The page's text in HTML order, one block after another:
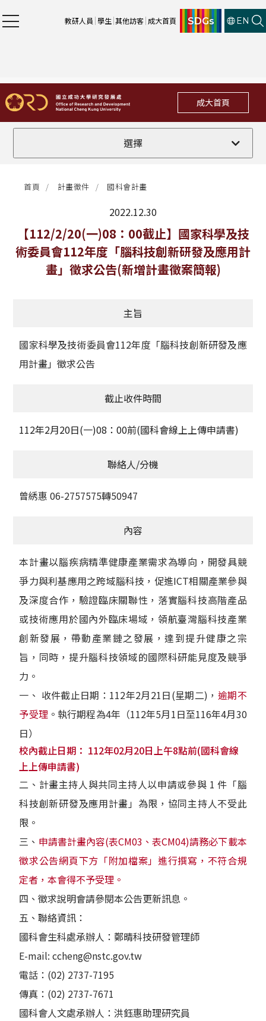
教研人員 學生 其他訪客 成大首頁 SDGs EN
成大首頁
選擇
全部
法規修訂
補助獎項
活動訊息
學術榮譽
活動花絮
首頁 計畫徵件 國科會計畫
2022.12.30
最新消息
【112/2/20(一)08：00截止】國家科學及技
術委員會112年度「腦科技創新研發及應用計
畫」徵求公告(新增計畫徵案簡報)
主旨
國家科學及技術委員會112年度「腦科技創新研發及應
用計畫」徵求公告
截止收件時間
112年2月20日(一)08：00前(國科會線上上傳申請書)
聯絡人/分機
曾綉惠 06-2757575轉50947
內容
本計畫以腦疾病精準健康產業需求為導向，開發具競
爭力與利基應用之跨域腦科技，促進ICT相關產業參與
及深度合作，驗證臨床關聯性，落實腦科技高階產品
或技術應用於國內外臨床場域，領航臺灣腦科技產業
創新發展，帶動產業鏈之發展，達到提升健康之宗
旨，同時，提升腦科技領域的國際科研能見度及競爭
力。
一、 收件截止日期：112年2月21日(星期二)， 逾期不
予受理。執行期程為4年（112年5月1日至116年4月30
日）
​​​​​​校內截止日期： 112年02月20日上午8點前(國科會線
上上傳申請書)
二、計畫主持人與共同主持人以申請或參與 1 件「腦
科技創新研發及應用計畫」為限，協同主持人不受此
限。
三、 申請書計畫內容(表CM03、表CM04)請務必下載本
徵求公告網頁下方「附加檔案」進行撰寫，不符合規
定者，本會得不予受理。
四、徵求說明會請參閱本公告更新訊息。
五、聯絡資訊：
國科會生科處承辦人：鄭晴科技研發管理師
E-mail: ccheng@nstc.gov.tw
電話：(02) 2737-7195
傳真：(02) 2737-7671
國科會人文處承辦人：洪鈺惠助理研究員